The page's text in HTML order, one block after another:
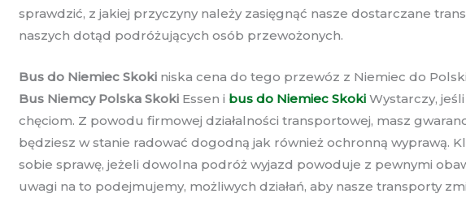
sprawdzić, z jakiej przyczyny należy zasięgnąć nasze dostarczane
naszych dotąd podróżujących osób przewożonych.
Bus do Niemiec Skoki niska cena do tego przewóz z Niemiec do
Bus Niemcy Polska Skoki Essen i bus do Niemiec Skoki Wystarczy,
chęciom. Z powodu firmowej działalności transportowej, masz
będziesz w stanie radować dogodną jak również ochronną wyprawą.
sobie sprawę, jeżeli dowolna podróż wyjazd powoduje z pewnymi
uwagi na to podejmujemy, możliwych działań, aby nasze transporty